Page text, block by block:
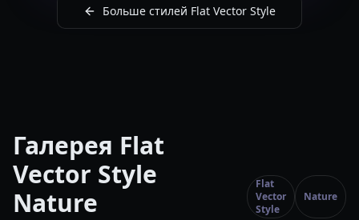
Больше стилей Flat Vector Style
Галерея Flat
Vector Style
Nature
Flat
Vector
Style
Nature